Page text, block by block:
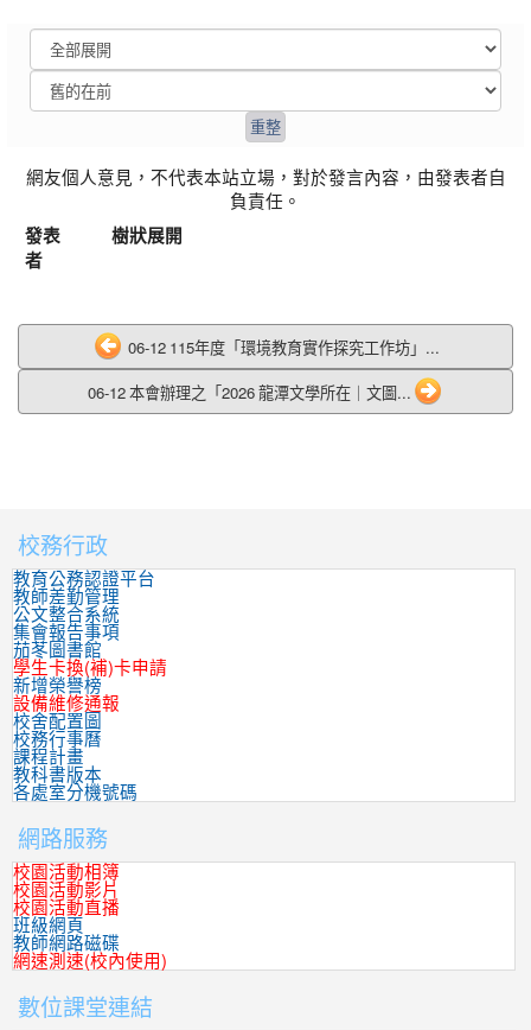
網友個人意見，不代表本站立場，對於發言內容，由發表者自
負責任。
發表
者
樹狀展開
06-12 115年度「環境教育實作探究工作坊」...
06-12 本會辦理之「2026 龍潭文學所在｜文圖...
:::
校務行政
教育公務認證平台
教師差勤管理
公文整合系統
集會報告事項
茄苳圖書館
學生卡換(補)卡申請
新增榮譽榜
設備維修通報
校舍配置圖
校務行事曆
課程計畫
教科書版本
各處室分機號碼
網路服務
校園活動相簿
校園活動影片
校園活動直播
班級網頁
教師網路磁碟
網速測速(校內使用)
數位課堂連結